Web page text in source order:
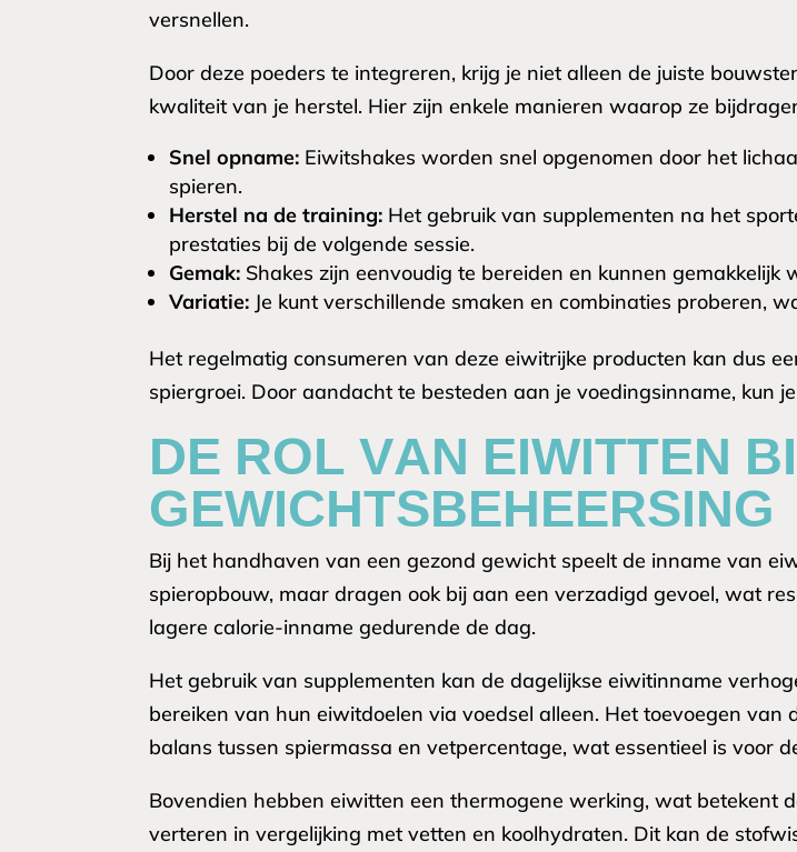
versnellen.
Door deze poeders te integreren, krijg je niet alleen de juiste
kwaliteit van je herstel. Hier zijn enkele manieren waarop ze
Snel opname: Eiwitshakes worden snel opgenomen door het
spieren.
Herstel na de training: Het gebruik van supplementen na het
prestaties bij de volgende sessie.
Gemak: Shakes zijn eenvoudig te bereiden en kunnen
Variatie: Je kunt verschillende smaken en combinaties proberen,
Het regelmatig consumeren van deze eiwitrijke producten kan dus
spiergroei. Door aandacht te besteden aan je voedingsinname, kun
DE ROL VAN EIWITTEN
GEWICHTSBEHEERSING
Bij het handhaven van een gezond gewicht speelt de inname van
spieropbouw, maar dragen ook bij aan een verzadigd gevoel, wat
lagere calorie-inname gedurende de dag.
Het gebruik van supplementen kan de dagelijkse eiwitinname
bereiken van hun eiwitdoelen via voedsel alleen. Het toevoegen
balans tussen spiermassa en vetpercentage, wat essentieel is voor
Bovendien hebben eiwitten een thermogene werking, wat betekent
verteren in vergelijking met vetten en koolhydraten. Dit kan de